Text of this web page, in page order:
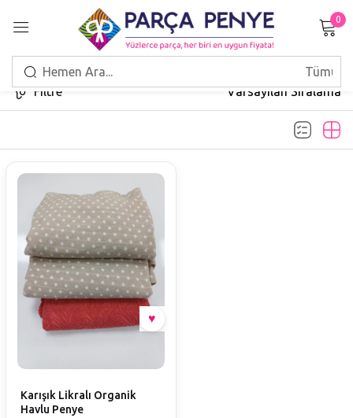
0
Filtre Varsayılan Sıralama
Karışık Likralı Organik
Havlu Penye
Giriş Yap
HESAP OLUŞTUR